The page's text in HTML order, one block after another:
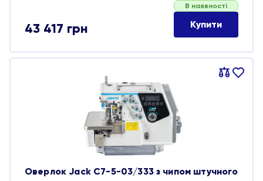
43 417 грн
В наявності
Купити
Порівняти
В
Оверлок Jack C7-5-03/333 з чипом штучного